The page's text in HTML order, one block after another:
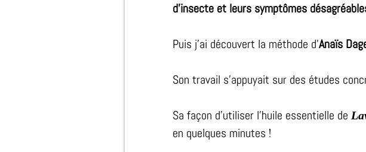
d’insecte et leurs symptômes
Puis j'ai découvert la méthode d’Anaïs
Son travail s’appuyait sur des études
Sa façon d’utiliser l’huile essentielle de
en quelques minutes !